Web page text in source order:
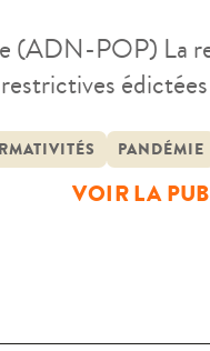
(ADN-POP) La
sociales, de
PANDÉMIE
VOIR LA